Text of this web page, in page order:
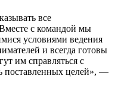
все
с командой мы
условиями ведения
и всегда готовы
им справляться с
поставленных целей», —